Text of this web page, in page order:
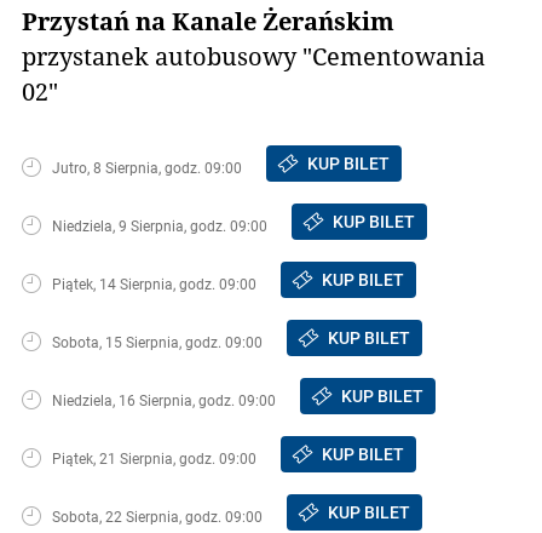
Przystań na Kanale Żerańskim
przystanek autobusowy "Cementowania
02"
Jutro, 8 Sierpnia, godz. 09:00 KUP BILET
Niedziela, 9 Sierpnia, godz. 09:00 KUP BILET
Piątek, 14 Sierpnia, godz. 09:00 KUP BILET
Sobota, 15 Sierpnia, godz. 09:00 KUP BILET
Niedziela, 16 Sierpnia, godz. 09:00 KUP BILET
Piątek, 21 Sierpnia, godz. 09:00 KUP BILET
Sobota, 22 Sierpnia, godz. 09:00 KUP BILET